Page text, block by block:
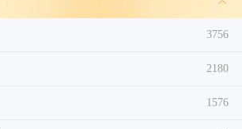
3756
2180
1576